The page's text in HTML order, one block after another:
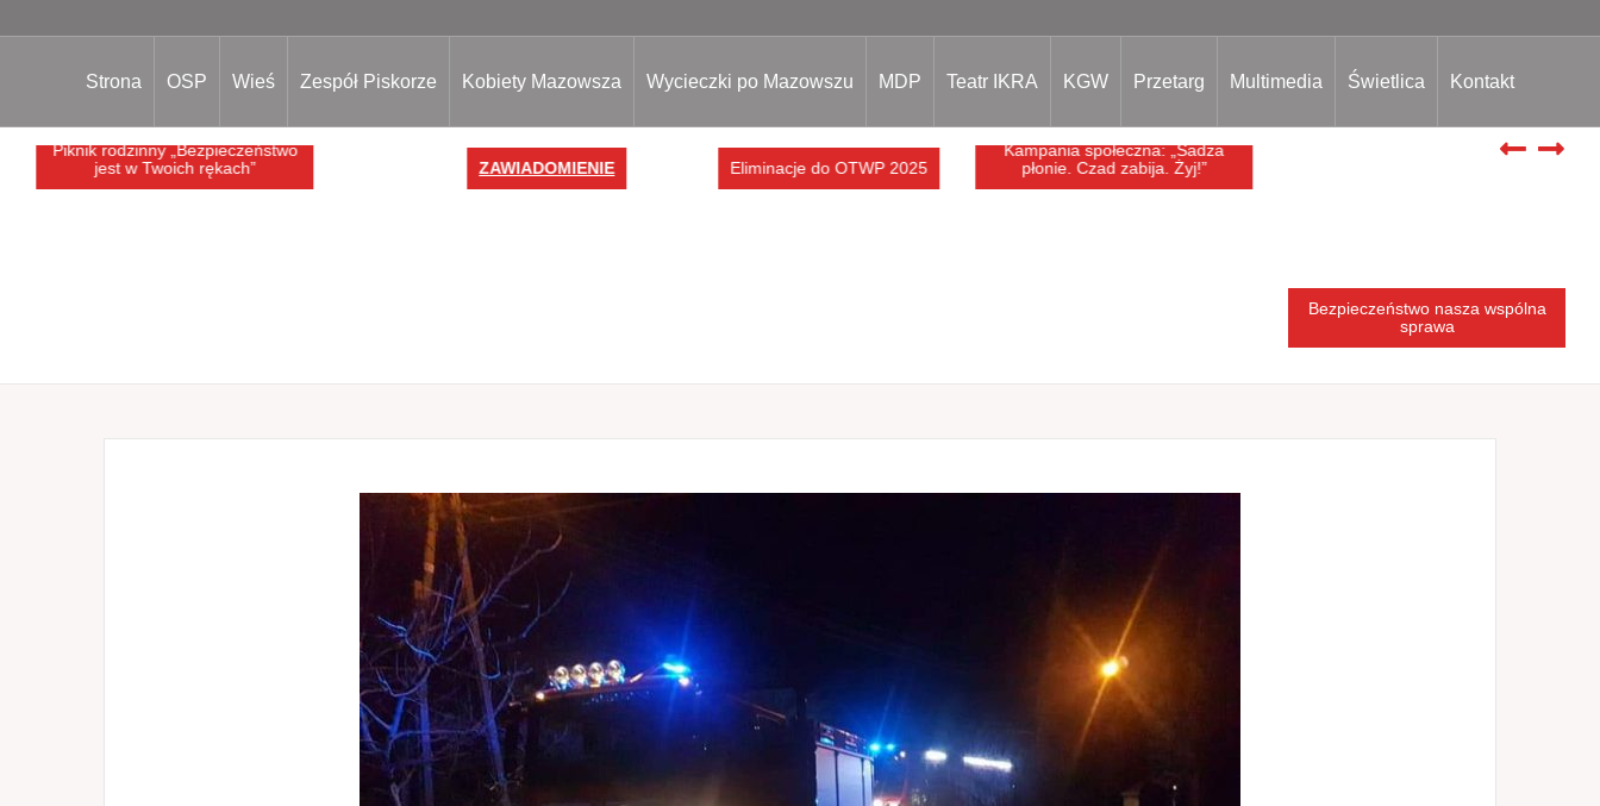
Strona OSP Wieś Zespół Piskorze Kobiety Mazowsza Wycieczki po Mazowszu MDP Teatr IKRA KGW Przetarg Multimedia Świetlica Kontakt
Piknik rodzinny „Bezpieczeństwo
jest w Twoich rękach”
ZAWIADOMIENIE Eliminacje do OTWP 2025
Kampania społeczna: „Sadza
płonie. Czad zabija. Żyj!”
Bezpieczeństwo nasza wspólna